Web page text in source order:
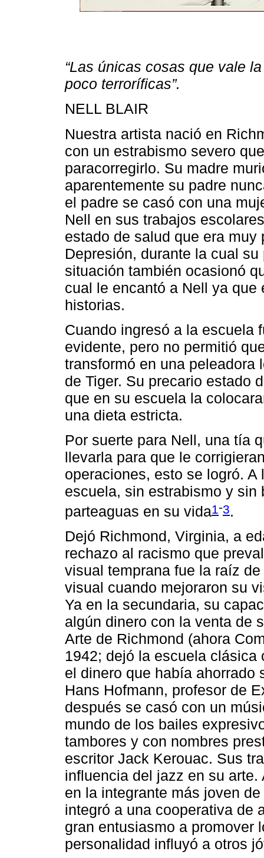
“Las únicas cosas que vale
poco terroríficas”.
NELL BLAIR
Nuestra artista nació en
con un estrabismo severo
paracorregirlo. Su madre
aparentemente su padre
el padre se casó con una
Nell en sus trabajos
estado de salud que era
Depresión, durante la cual
situación también ocasionó
cual le encantó a Nell ya
historias.
Cuando ingresó a la escuela
evidente, pero no permitió
transformó en una peleadora
de Tiger. Su precario estado
que en su escuela la
una dieta estricta.
Por suerte para Nell, una tía
llevarla para que le
operaciones, esto se logró.
escuela, sin estrabismo y
parteaguas en su vida1-3.
Dejó Richmond, Virginia, a
rechazo al racismo que
visual temprana fue la raíz
visual cuando mejoraron su
Ya en la secundaria, su
algún dinero con la venta de
Arte de Richmond (ahora
1942; dejó la escuela clásica
el dinero que había ahorrado
Hans Hofmann, profesor de
después se casó con un
mundo de los bailes
tambores y con nombres
escritor Jack Kerouac. Sus
influencia del jazz en su
en la integrante más joven
integró a una cooperativa de
gran entusiasmo a promover
personalidad influyó a otros